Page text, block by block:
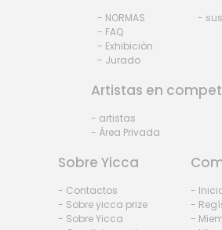
- NORMAS
- FAQ
- Exhibiciòn
- Jurado
-
Artistas en
- artistas
- Área Privada
Sobre Yicca
- Contactos
- Sobre yicca prize
- Sobre Yicca
-
-
-